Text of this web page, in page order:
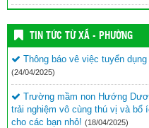
TIN TỨC TỪ XÃ - PHƯỜNG
Thông báo vê việc tuyển
(24/04/2025)
Trường mầm non Hướng
trải nghiệm vô cùng thú vị và bổ
cho các bạn nhỏ! (18/04/2025)